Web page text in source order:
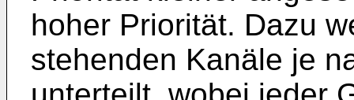
hoher Priorität. Dazu
stehenden Kanäle je